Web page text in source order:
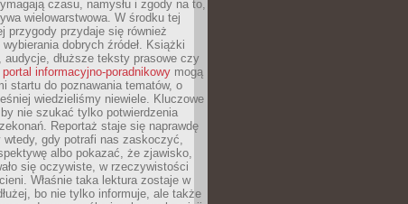
czasu, namysłu i zgody na to,
wielowarstwowa. W środku tej
przygody przydaje się również
dobrych źródeł. Książki
audycje, dłuższe teksty prasowe czy
portal informacyjno-poradnikowy mogą
startu do poznawania tematów, o
wiedzieliśmy niewiele. Kluczowe
nie szukać tylko potwierdzenia
Reportaż staje się naprawdę
wtedy, gdy potrafi nas zaskoczyć,
albo pokazać, że zjawisko,
się oczywiste, w rzeczywistości
Właśnie taka lektura zostaje w
bo nie tylko informuje, ale także